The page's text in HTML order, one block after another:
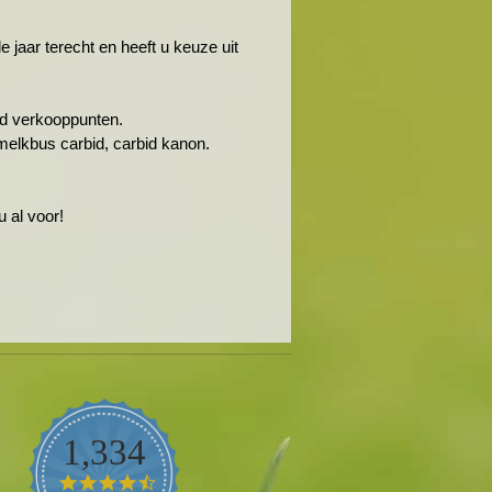
jaar terecht en heeft u keuze uit
verkooppunten.
carbid, carbid kanon.
al voor!
1,334
4.5